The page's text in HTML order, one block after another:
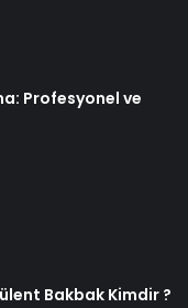
Profesyonel ve
Bakbak Kimdir ?